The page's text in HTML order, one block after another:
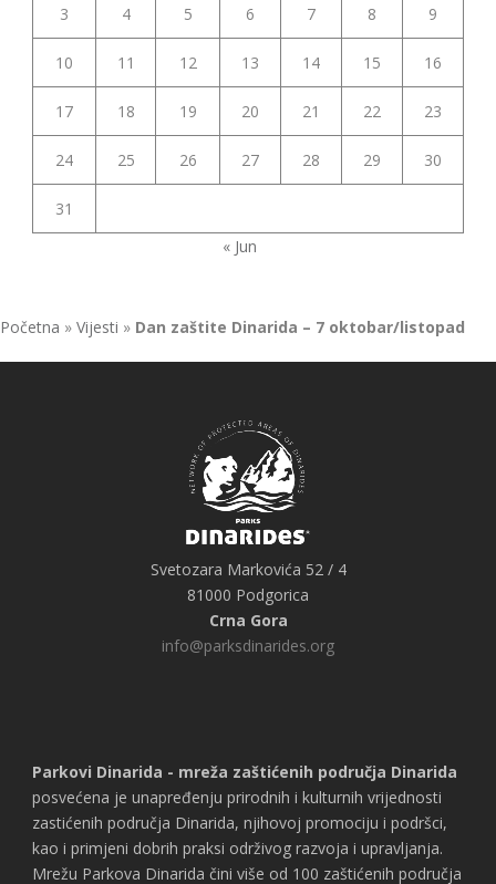
3 4 5 6 7 8 9
10 11 12 13 14 15 16
17 18 19 20 21 22 23
24 25 26 27 28 29 30
31
« Jun
Početna » Vijesti » Dan zaštite Dinarida – 7 oktobar/listopad
Svetozara Markovića 52 / 4
81000 Podgorica
Crna Gora
info@parksdinarides.org
Parkovi Dinarida - mreža zaštićenih područja Dinarida
posvećena je unapređenju prirodnih i kulturnih vrijednosti
zastićenih područja Dinarida, njihovoj promociju i podršci,
kao i primjeni dobrih praksi održivog razvoja i upravljanja.
Mrežu Parkova Dinarida čini više od 100 zaštićenih područja